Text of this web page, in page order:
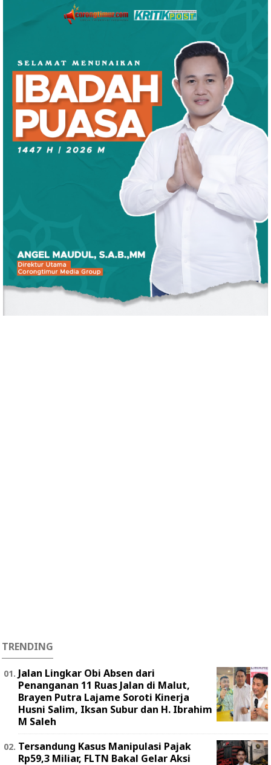
TRENDING
Jalan Lingkar Obi Absen dari
Penanganan 11 Ruas Jalan di Malut,
Brayen Putra Lajame Soroti Kinerja
Husni Salim, Iksan Subur dan H. Ibrahim
M Saleh
Tersandung Kasus Manipulasi Pajak
Rp59,3 Miliar, FLTN Bakal Gelar Aksi